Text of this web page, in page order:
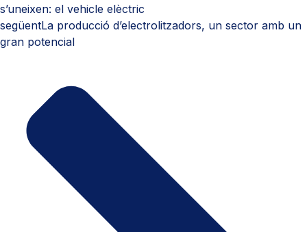
s’uneixen: el vehicle elèctric
següentLa producció d’electrolitzadors, un sector amb un
gran potencial